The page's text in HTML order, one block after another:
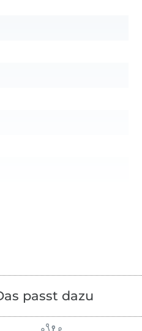
passt dazu